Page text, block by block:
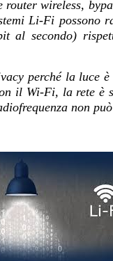
wireless,
Li-Fi possono
al secondo)
perché la luce
il Wi-Fi, la rete è
non